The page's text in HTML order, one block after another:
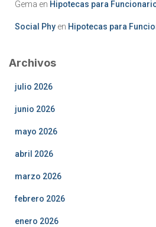
Gema en Hipotecas para
Social Phy en Hipotecas para
Archivos
julio 2026
junio 2026
mayo 2026
abril 2026
marzo 2026
febrero 2026
enero 2026